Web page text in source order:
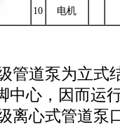
10 电机
道泵为立式
中心，因而运
心式管道泵